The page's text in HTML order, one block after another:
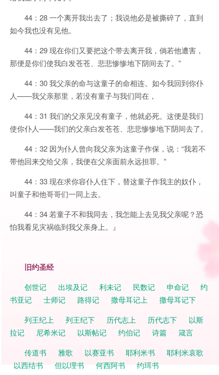
44：28 一个离开我出去了；我说他必是被撕碎了，直到
如今我也没有见他。
44：29 现在你们又要把这个带去离开我，倘若他遭害，
那便是你们使我白发苍苍、悲悲惨惨地下阴间去了。”
44：30 我父亲的命与这童子的命相连。如今我回到你仆
人——我父亲那里，若没有童子与我们同在，
44：31 我们的父亲见没有童子，他就必死。这便是我们
使你仆人——我们的父亲白发苍苍、悲悲惨惨地下阴间去了。
44：32 因为仆人曾向我父亲为这童子作保，说：“我若不
带他回来交给父亲，我便在父亲面前永远担罪。”
44：33 现在求你容仆人住下，替这童子作我主的奴仆，
叫童子和他哥哥们一同上去。
44：34 若童子不和我同去，我怎能上去见我父亲呢？恐
怕我看见灾祸临到我父亲身上。』
旧约圣经
创世记 出埃及记 利未记 民数记 申命记
约
书亚记
士师记 路得记 撒母耳记上
撒母耳记下
列王纪上
列王纪下 历代志上 历代志下
以斯
拉记
尼希米记 以斯帖记 约伯记 诗篇
箴言
传道书
雅歌 以赛亚书 耶利米书
耶利米哀歌
以西结书
但以理书 何西阿书
约珥书